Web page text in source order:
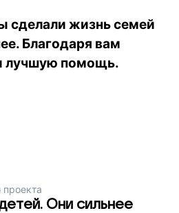
сделали жизнь семей
Благодаря вам
лучшую помощь.
проекта
Они сильнее